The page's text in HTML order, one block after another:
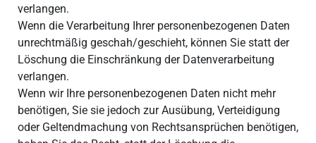
verlangen.
Wenn die Verarbeitung Ihrer personenbezogenen Daten
unrechtmäßig geschah/geschieht, können Sie statt der
Löschung die Einschränkung der Datenverarbeitung
verlangen.
Wenn wir Ihre personenbezogenen Daten nicht mehr
benötigen, Sie sie jedoch zur Ausübung, Verteidigung
oder Geltendmachung von Rechtsansprüchen benötigen,